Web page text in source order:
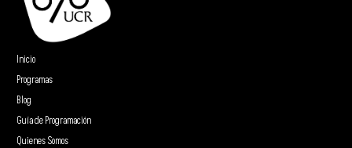
Inicio
Programas
Blog
Guía de Programación
Quienes Somos